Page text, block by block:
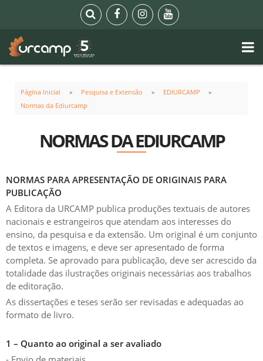
Página Inicial Pesquisa e Extensão
EDIURCAMP
Normas da Ediurcamp
NORMAS DA EDIURCAMP
NORMAS PARA APRESENTAÇÃO DE ORIGINAIS PARA
PUBLICAÇÃO
A Editora da URCAMP publica produções textuais de autores
nacionais e estrangeiros que atendam aos interesses do
ensino, da pesquisa e da extensão. Um original é um conjunto
de textos e imagens, e deve ser apresentado de forma
completa. Se aprovado para publicação, deve ser acrescido da
totalidade das ilustrações originais necessárias aos trabalhos
de editoração.
As dissertações e teses serão ser revisadas e adequadas ao
formato de livro.
1 – Quanto ao original a ser avaliado